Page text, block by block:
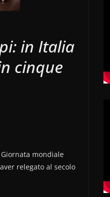
in Italia
cinque
mondiale
relegato al secolo